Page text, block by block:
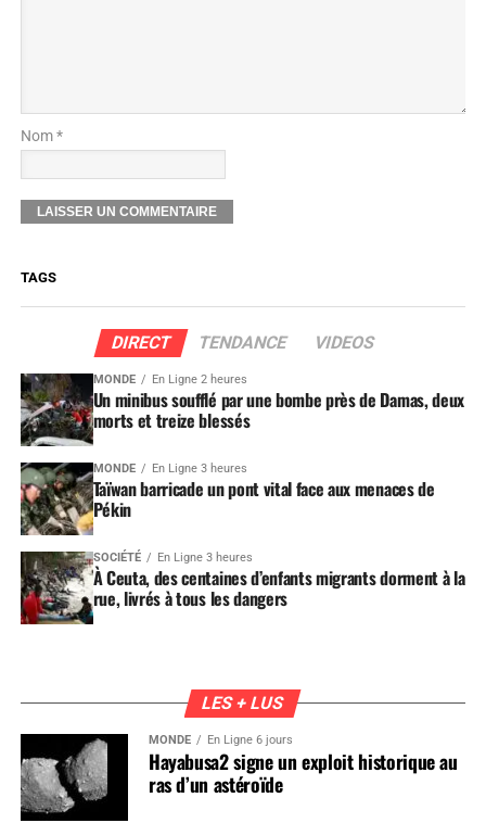
Nom *
TAGS
DIRECT TENDANCE VIDEOS
MONDE En Ligne 2 heures
Un minibus soufflé par une bombe près de Damas, deux
morts et treize blessés
MONDE En Ligne 3 heures
Taïwan barricade un pont vital face aux menaces de
Pékin
SOCIÉTÉ En Ligne 3 heures
À Ceuta, des centaines d’enfants migrants dorment à la
rue, livrés à tous les dangers
LES + LUS
MONDE En Ligne 6 jours
Hayabusa2 signe un exploit historique au
ras d’un astéroïde